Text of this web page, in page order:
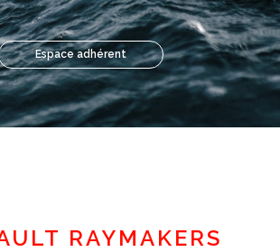
Espace adhérent
RAYMAKERS